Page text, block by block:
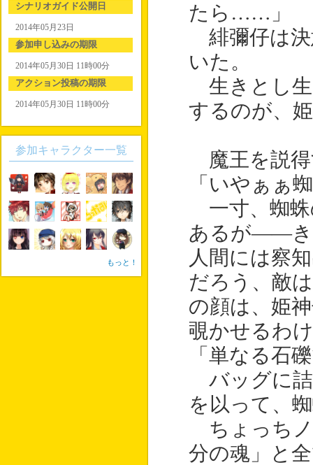
たら……」
緋彌仔は決
いた。
生きとし生
するのが、
魔王を説得
「いやぁ
一寸、蜘蛛
あるが――き
人間には察
だろう、敵
の顔は、姫
覗かせるわ
「単なる石
バッグに詰
を以って、
ちょっちノ
分の魂」と
シナリオガイド公開日
2014年05月23日
参加申し込みの期限
2014年05月30日 11時00分
アクション投稿の期限
2014年05月30日 11時00分
参加キャラクター一覧
もっと！